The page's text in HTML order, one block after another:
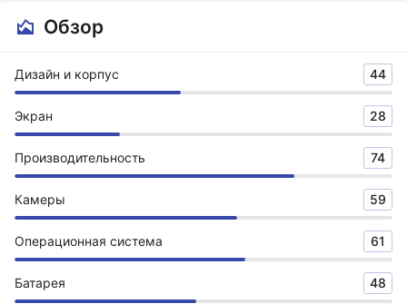
Обзор
Дизайн и корпус 44
Экран 28
Производительность 74
Камеры 59
Операционная система 61
Батарея 48